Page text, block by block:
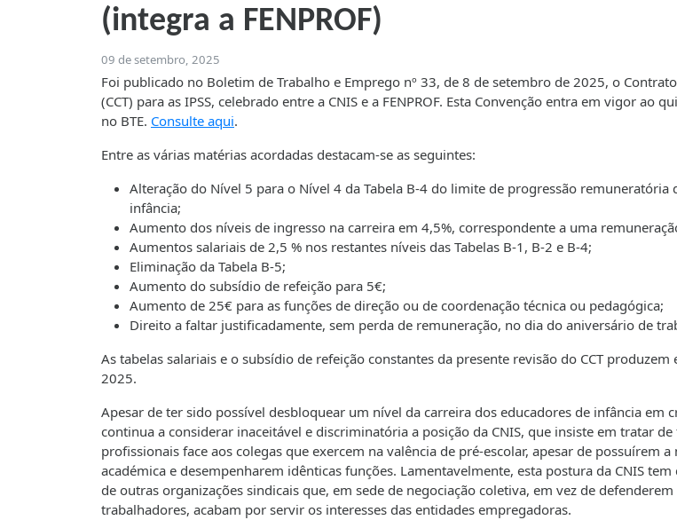
(integra a FENPROF)
09 de setembro, 2025
Foi publicado no Boletim de Trabalho e Emprego nº 33, de 8 de setembro de 2025, o
(CCT) para as IPSS, celebrado entre a CNIS e a FENPROF. Esta Convenção entra em vigor ao
no BTE. Consulte aqui.
Entre as várias matérias acordadas destacam-se as seguintes:
Alteração do Nível 5 para o Nível 4 da Tabela B-4 do limite de progressão remuneratória
infância;
Aumento dos níveis de ingresso na carreira em 4,5%, correspondente a uma
Aumentos salariais de 2,5 % nos restantes níveis das Tabelas B-1, B-2 e B-4;
Eliminação da Tabela B-5;
Aumento do subsídio de refeição para 5€;
Aumento de 25€ para as funções de direção ou de coordenação técnica ou pedagógica;
Direito a faltar justificadamente, sem perda de remuneração, no dia do aniversário de
As tabelas salariais e o subsídio de refeição constantes da presente revisão do CCT
2025.
Apesar de ter sido possível desbloquear um nível da carreira dos educadores de infância em
continua a considerar inaceitável e discriminatória a posição da CNIS, que insiste em tratar
profissionais face aos colegas que exercem na valência de pré-escolar, apesar de possuírem
académica e desempenharem idênticas funções. Lamentavelmente, esta postura da CNIS
de outras organizações sindicais que, em sede de negociação coletiva, em vez de
trabalhadores, acabam por servir os interesses das entidades empregadoras.